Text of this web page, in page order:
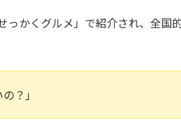
っかくグルメ」で紹介され、全国
？」